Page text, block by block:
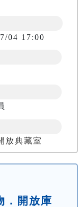
04 17:00
放典藏室
．開放庫